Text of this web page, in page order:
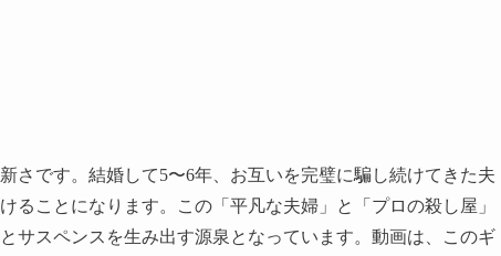
さです。結婚して5〜6年、お互いを完璧に騙し続けてきた夫
ることになります。この「平凡な夫婦」と「プロの殺し屋」
サスペンスを生み出す源泉となっています。動画は、このギ